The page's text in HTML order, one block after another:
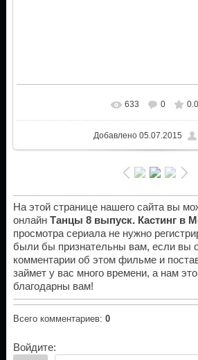
633 0 0.0
Добавлено05.07.2015
На этой странице нашего сайта вы
онлайн Танцы 8 выпуск. Кастинг в
просмотра сериала не нужно
были бы признательны вам, если вы
комментарии об этом фильме и
займет у вас много времени, а нам
благодарны вам!
Всего комментариев: 0
Войдите: